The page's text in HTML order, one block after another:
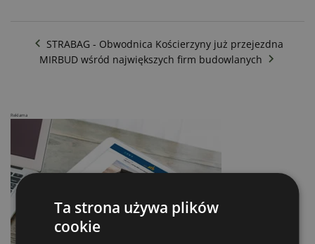
STRABAG - Obwodnica Kościerzyny już przejezdna
MIRBUD wśród największych firm budowlanych
Reklama
Ta strona używa plików
cookie